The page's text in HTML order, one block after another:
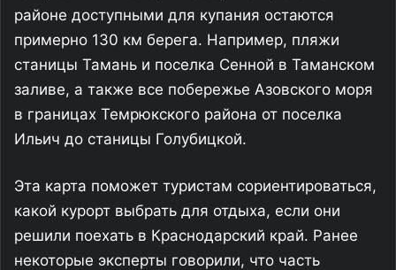
районе доступными для купания остаются
примерно 130 км берега. Например, пляжи
станицы Тамань и поселка Сенной в Таманском
заливе, а также все побережье Азовского моря
в границах Темрюкского района от поселка
Ильич до станицы Голубицкой.
Эта карта поможет туристам сориентироваться,
какой курорт выбрать для отдыха, если они
решили поехать в Краснодарский край. Ранее
некоторые эксперты говорили, что часть